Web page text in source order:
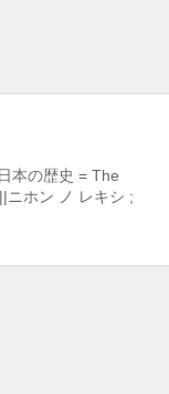
本の歴史 = The
ホン ノ レキシ ;